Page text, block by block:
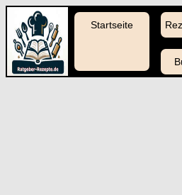
Startseite